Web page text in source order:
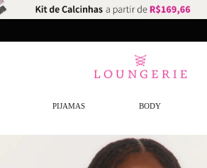
PIJAMAS BODY